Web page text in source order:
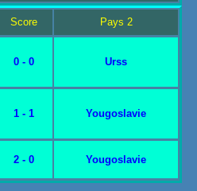
Score
Pays 2
0 - 0 Urss
1 - 1 Yougoslavie
2 - 0 Yougoslavie